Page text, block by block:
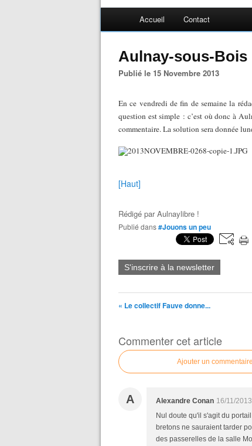
Accueil Contact
Aulnay-sous-Bois
Publié le 15 Novembre 2013
En ce vendredi de fin de semaine la
question est simple : c’est où donc à
commentaire. La solution sera donnée
[Haut]
Rédigé parAulnaylibre !
Publié dans#Jouons un peu
S'inscrire à la newsletter
« Le collectif Fauve donne...
Commenter cet article
Ajouter un commentaire
A Alexandre Conan 16/11/
Nul doute qu'il s'agit du
bretons ne sauraient tarder
des passerelles de la salle